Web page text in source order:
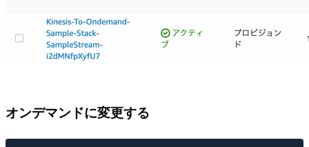
オンデマンドに変更する